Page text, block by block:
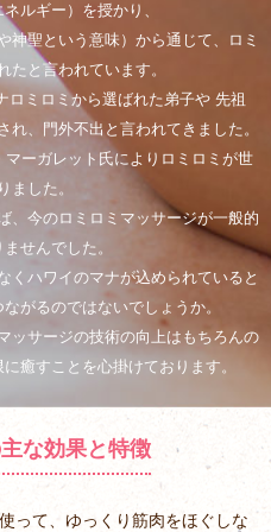
ルギー）を授かり、
神聖という意味）から通じて、ロミ
たと言われています。
ロミロミから選ばれた弟子や 先祖
、門外不出と言われてきました。
ーガレット氏によりロミロミが世
ました。
、今のロミロミマッサージが一般的
せんでした。
くハワイのマナが込められていると
がるのではないでしょうか。
ッサージの技術の向上はもちろんの
癒すことを心掛けております。
な効果と特徴
って、ゆっくり筋肉をほぐしな